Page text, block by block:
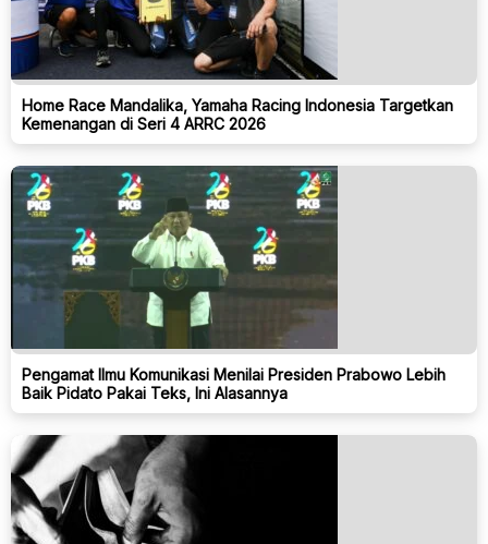
Home Race Mandalika, Yamaha Racing Indonesia Targetkan
Kemenangan di Seri 4 ARRC 2026
Pengamat Ilmu Komunikasi Menilai Presiden Prabowo Lebih
Baik Pidato Pakai Teks, Ini Alasannya